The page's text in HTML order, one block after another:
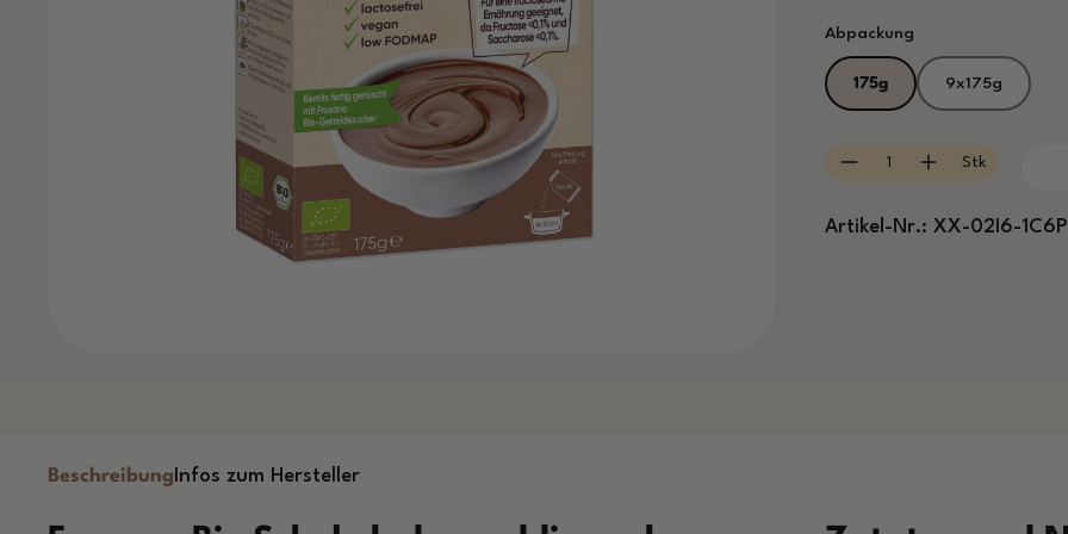
Abpackung
175g 9x175g
Produkt Anzahl:
Stk
Artikel-Nr.: XX-02I6-1C6P
Beschreibung Infos zum Hersteller